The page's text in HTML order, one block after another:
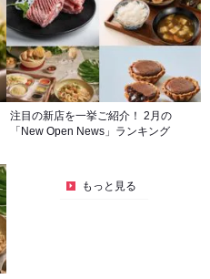
注目の新店を一挙ご紹介！ 2月の
「New Open News」ランキング
もっと見る